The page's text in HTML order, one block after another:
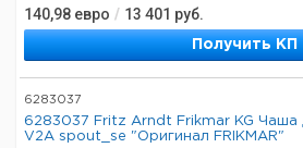
140,98 евро / 13 401 руб.
Получить КП
6283037
6283037 Fritz Arndt Frikmar KG Чаша
V2A spout_se "Оригинал FRIKMAR"